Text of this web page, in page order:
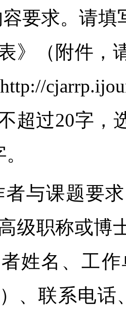
容要求。请
》（附件，
超过20字，
者与课题要
级职称或博
姓名、工
）、联系电